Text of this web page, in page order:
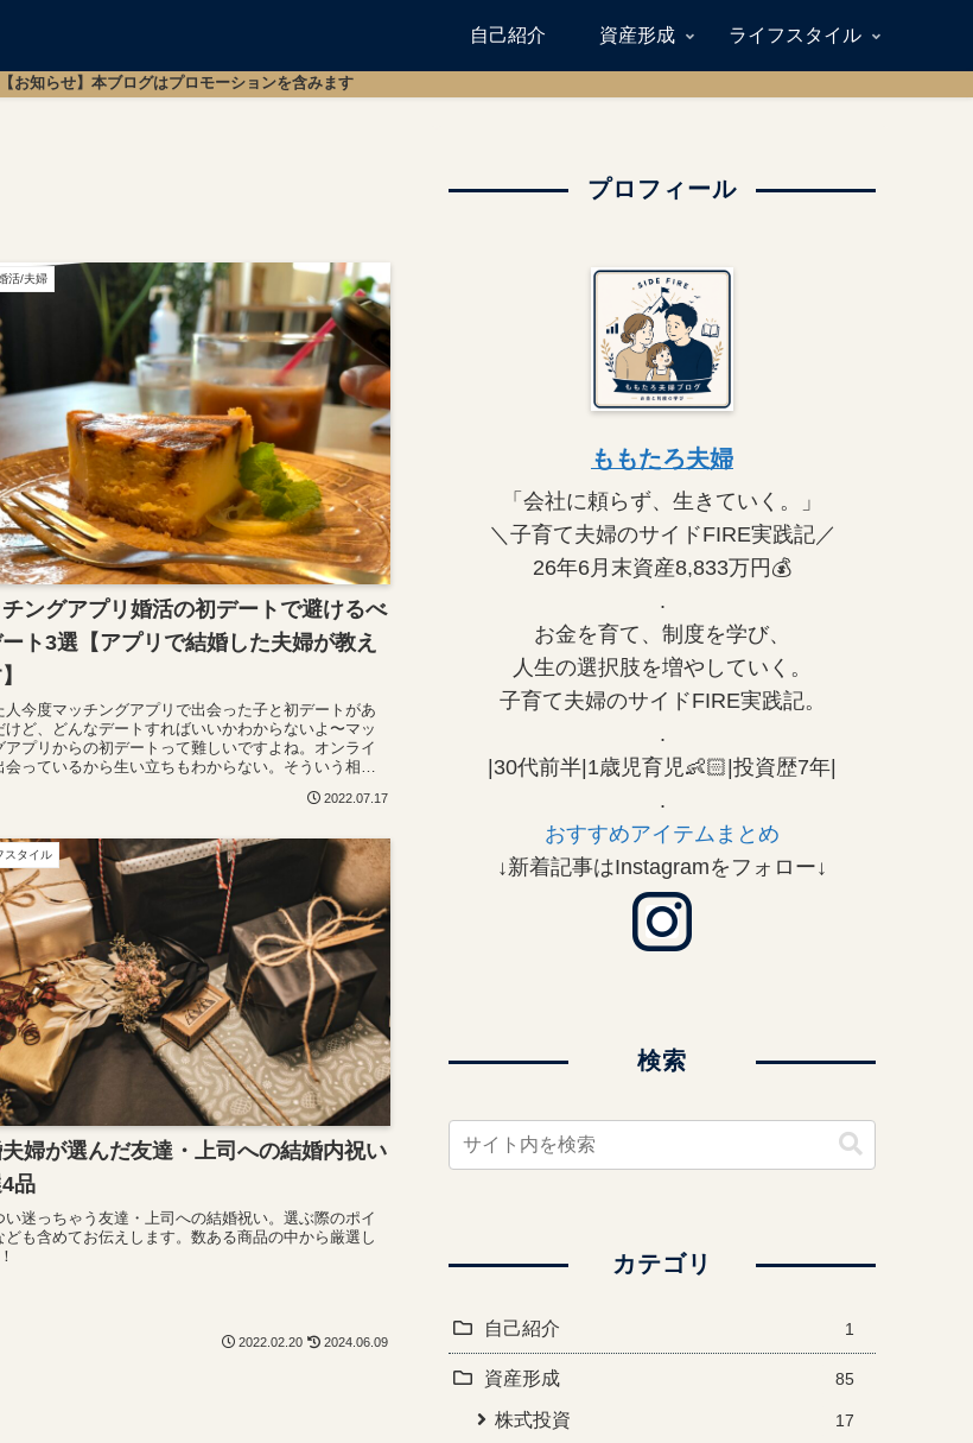
自己紹介 資産形成 ライフスタイル
【お知らせ】本ブログはプロモーションを含みます
活/夫婦
ングアプリ婚活の初デートで避けるべ
ト3選【アプリで結婚した夫婦が教え
人今度マッチングアプリで出会った子と初デートがあ
けど、どんなデートすればいいかわからないよ〜マッ
アプリからの初デートって難しいですよね。オンライ
会っているから生い立ちもわからない。そういう相手
2022.07.17
スタイル
婦が選んだ友達・上司への結婚内祝い
品
い迷っちゃう友達・上司への結婚祝い。選ぶ際のポイ
ども含めてお伝えします。数ある商品の中から厳選し
2022.02.20 2024.06.09
プロフィール
ももたろ夫婦
「会社に頼らず、生きていく。」
＼子育て夫婦のサイドFIRE実践記／
26年6月末資産8,833万円💰
.
お金を育て、制度を学び、
人生の選択肢を増やしていく。
子育て夫婦のサイドFIRE実践記。
.
|30代前半|1歳児育児👶🏻|投資歴7年|
.
おすすめアイテムまとめ
↓新着記事はInstagramをフォロー↓
検索
カテゴリ
自己紹介 1
資産形成 85
株式投資 17